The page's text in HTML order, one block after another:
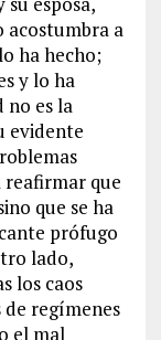
acostumbra a
ha hecho;
y lo ha
no es la
evidente
reafirmar que
que se ha
prófugo
lado,
los caos
regímenes
el mal